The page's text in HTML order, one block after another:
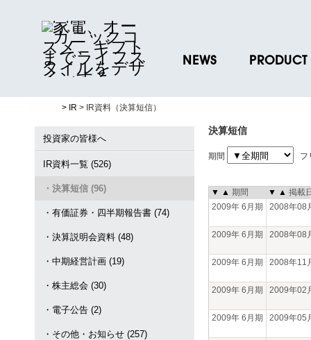
NEWS
プレスリリース
PRODUCT
ノベルティグッ
お取引先様 会員
> IR > IR資料（決算短信）
投資家の皆様へ
IR資料一覧 (526)
・決算短信 (96)
・有価証券・四半期報告書 (74)
・決算説明会資料 (48)
・中期経営計画 (19)
・株主総会 (30)
・電子公告 (2)
・その他・お知らせ (257)
決算短信
期間 フ
▼ ▲ 期間 ▼ ▲ 掲載
2009年 6月期
2008年08
2009年 6月期 2008年08
2009年 6月期 2008年11
2009年 6月期 2009年02
2009年 6月期 2009年05